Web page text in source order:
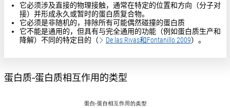
它必须涉及直接的物理接触，通常在特定的位置和方向（分子对
接）并形成永久或暂时的蛋白质复合物。
它必须是非随机的，排除所有可能偶然碰撞的蛋白质
它不能是通用的，但具有与完全通用的功能（例如蛋白质生产和
降解）不同的特定目的（
De las Rivas和Fontanillo 2009）。
蛋白质-蛋白质相互作用的类型